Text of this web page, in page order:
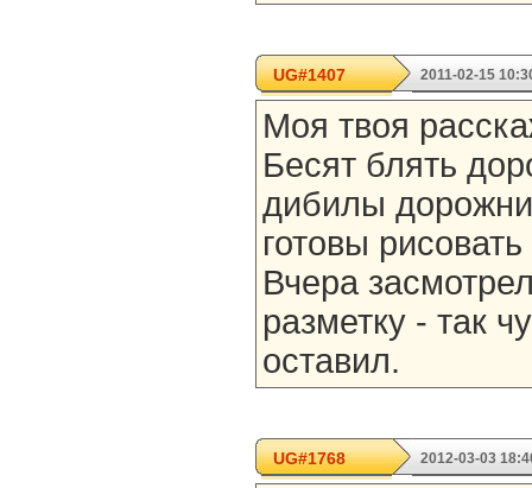
UG#1407 2011-02-15
Моя твоя
Бесят блять
дибилы
готовы
Вчера
разметку - так
оставил.
UG#1768 2012-03-03